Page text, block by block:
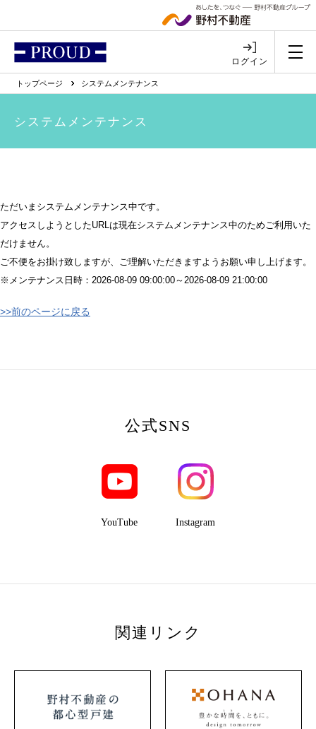
ログイン
トップページ システムメンテナンス
システムメンテナンス
ただいまシステムメンテナンス中です。
アクセスしようとしたURLは現在システムメンテナンス中のためご利用いた
だけません。
ご不便をお掛け致しますが、ご理解いただきますようお願い申し上げます。
※メンテナンス日時：2026-08-09 09:00:00～2026-08-09 21:00:00
>>前のページに戻る
公式SNS
YouTube Instagram
関連リンク